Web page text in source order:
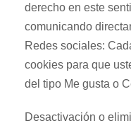
derecho en este
comunicando
Redes sociales:
cookies para que
del tipo Me gusta o
Desactivación o